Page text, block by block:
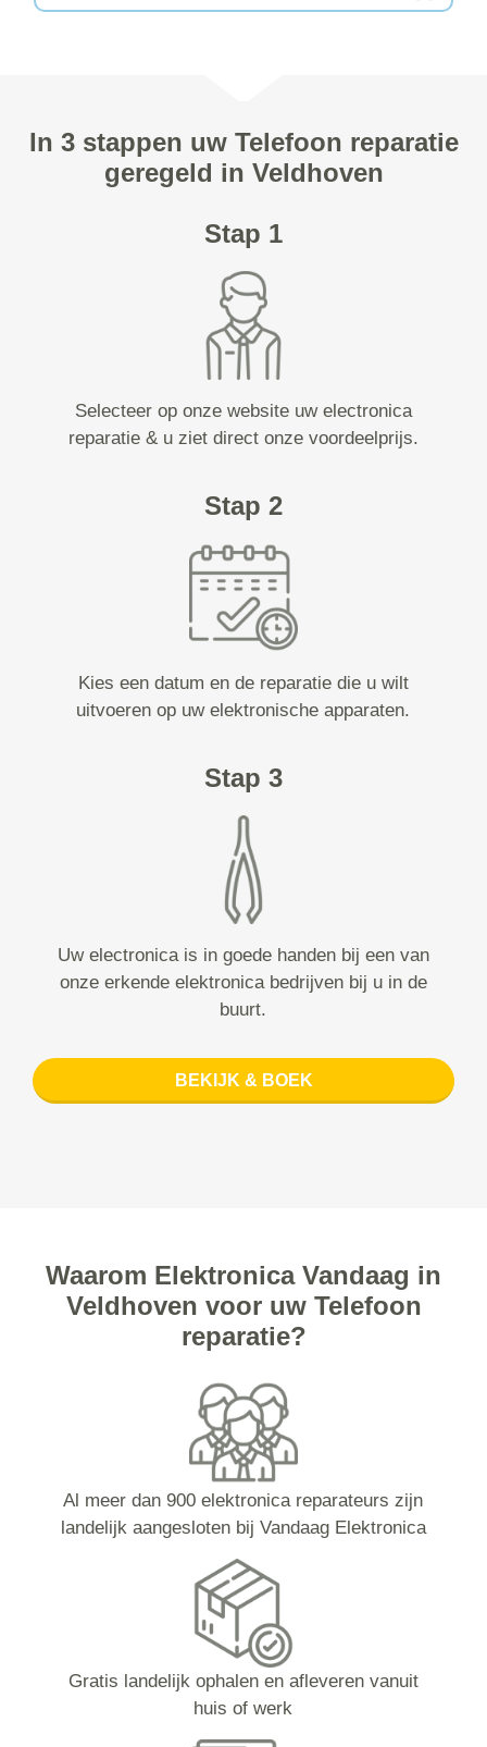
In 3 stappen uw Telefoon reparatie
geregeld in Veldhoven
Stap 1
Selecteer op onze website uw electronica
reparatie & u ziet direct onze voordeelprijs.
Stap 2
Kies een datum en de reparatie die u wilt
uitvoeren op uw elektronische apparaten.
Stap 3
Uw electronica is in goede handen bij een van
onze erkende elektronica bedrijven bij u in de
buurt.
BEKIJK & BOEK
Waarom Elektronica Vandaag in
Veldhoven voor uw Telefoon
reparatie?
Al meer dan 900 elektronica reparateurs zijn
landelijk aangesloten bij Vandaag Elektronica
Gratis landelijk ophalen en afleveren vanuit
huis of werk